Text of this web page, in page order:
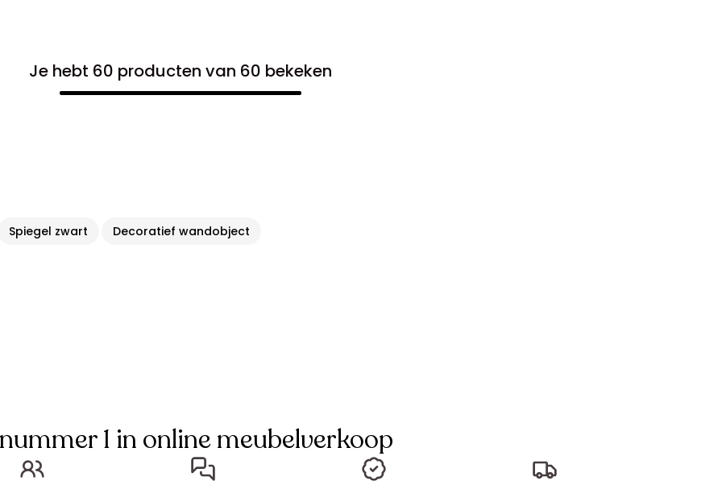
Je hebt 60 producten van 60 bekeken
Spiegel zwart Decoratief wandobject
1 in online meubelverkoop